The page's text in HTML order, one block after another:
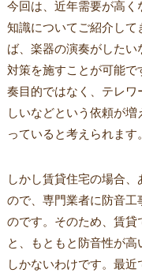
今回は、近年需要が高
知識についてご紹介し
ば、楽器の演奏がした
対策を施すことが可能
奏目的ではなく、テレ
しいなどという依頼が
っていると考えられます。
しかし賃貸住宅の場合
ので、専門業者に防音
のです。そのため、賃
と、もともと防音性が
しかないわけです。最